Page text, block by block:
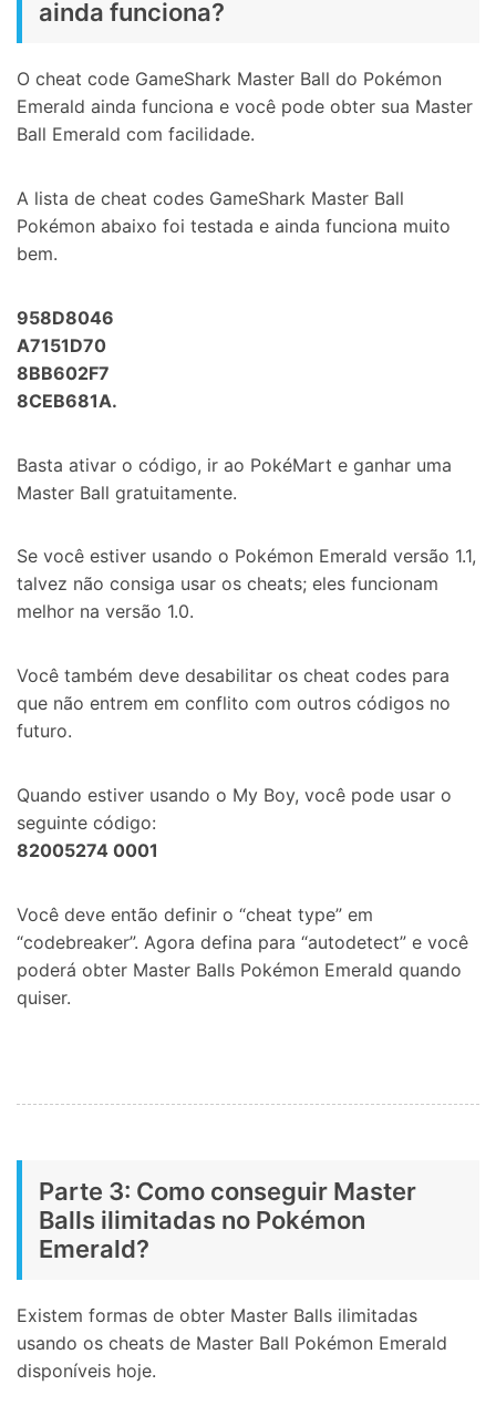
ainda funciona?
O cheat code GameShark Master Ball do Pokémon
Emerald ainda funciona e você pode obter sua Master
Ball Emerald com facilidade.
A lista de cheat codes GameShark Master Ball
Pokémon abaixo foi testada e ainda funciona muito
bem.
958D8046
A7151D70
8BB602F7
8CEB681A.
Basta ativar o código, ir ao PokéMart e ganhar uma
Master Ball gratuitamente.
Se você estiver usando o Pokémon Emerald versão 1.1,
talvez não consiga usar os cheats; eles funcionam
melhor na versão 1.0.
Você também deve desabilitar os cheat codes para
que não entrem em conflito com outros códigos no
futuro.
Quando estiver usando o My Boy, você pode usar o
seguinte código:
82005274 0001
Você deve então definir o “cheat type” em
“codebreaker”. Agora defina para “autodetect” e você
poderá obter Master Balls Pokémon Emerald quando
quiser.
Parte 3: Como conseguir Master
Balls ilimitadas no Pokémon
Emerald?
Existem formas de obter Master Balls ilimitadas
usando os cheats de Master Ball Pokémon Emerald
disponíveis hoje.